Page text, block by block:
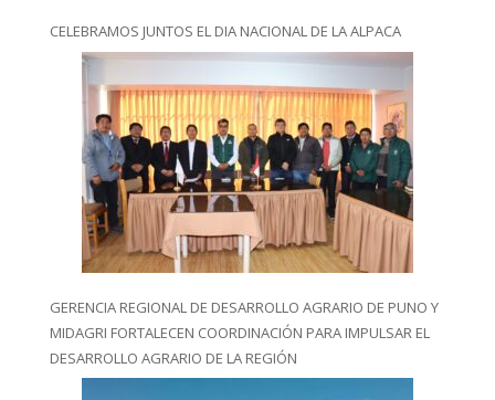
CELEBRAMOS JUNTOS EL DIA NACIONAL DE LA ALPACA
GERENCIA REGIONAL DE DESARROLLO AGRARIO DE PUNO Y
MIDAGRI FORTALECEN COORDINACIÓN PARA IMPULSAR EL
DESARROLLO AGRARIO DE LA REGIÓN